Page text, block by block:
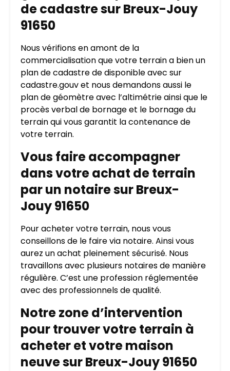
de cadastre sur Breux-Jouy
91650
Nous vérifions en amont de la
commercialisation que votre terrain a bien un
plan de cadastre de disponible avec sur
cadastre.gouv et nous demandons aussi le
plan de géomètre avec l’altimétrie ainsi que le
procès verbal de bornage et le bornage du
terrain qui vous garantit la contenance de
votre terrain.
Vous faire accompagner
dans votre achat de terrain
par un notaire sur Breux-
Jouy 91650
Pour acheter votre terrain, nous vous
conseillons de le faire via notaire. Ainsi vous
aurez un achat pleinement sécurisé. Nous
travaillons avec plusieurs notaires de manière
régulière. C’est une profession réglementée
avec des professionnels de qualité.
Notre zone d’intervention
pour trouver votre terrain à
acheter et votre maison
neuve sur Breux-Jouy 91650